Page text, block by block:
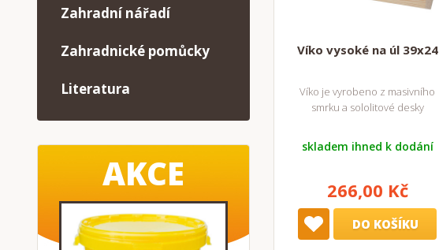
Víko vysoké na úl 39x24
Víko je vyrobeno z masivního
smrku a sololitové desky
skladem ihned k dodání
266,00 Kč
DO KOŠÍKU
Zahradní nářadí
Zahradnické pomůcky
Literatura
AKCE